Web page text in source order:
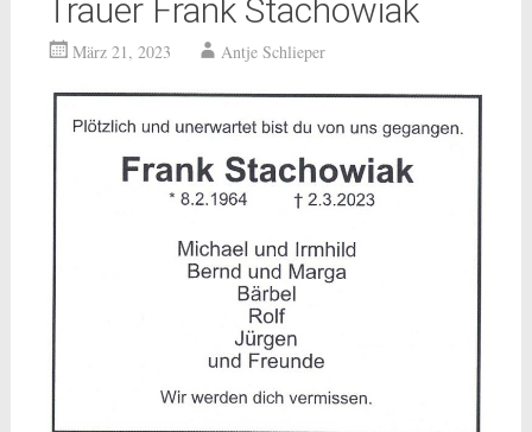
Trauer Frank Stachowiak
März 21, 2023 Antje Schlieper